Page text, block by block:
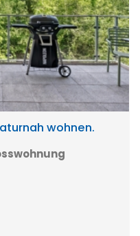
wohnen.